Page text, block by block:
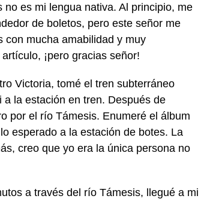
es mi lengua nativa. Al principio, me
de boletos, pero este señor me
con mucha amabilidad y muy
¡pero gracias señor!
Victoria, tomé el tren subterráneo
la estación en tren. Después de
por el río Támesis. Enumeré el álbum
esperado a la estación de botes. La
creo que yo era la única persona no
a través del río Támesis, llegué a mi